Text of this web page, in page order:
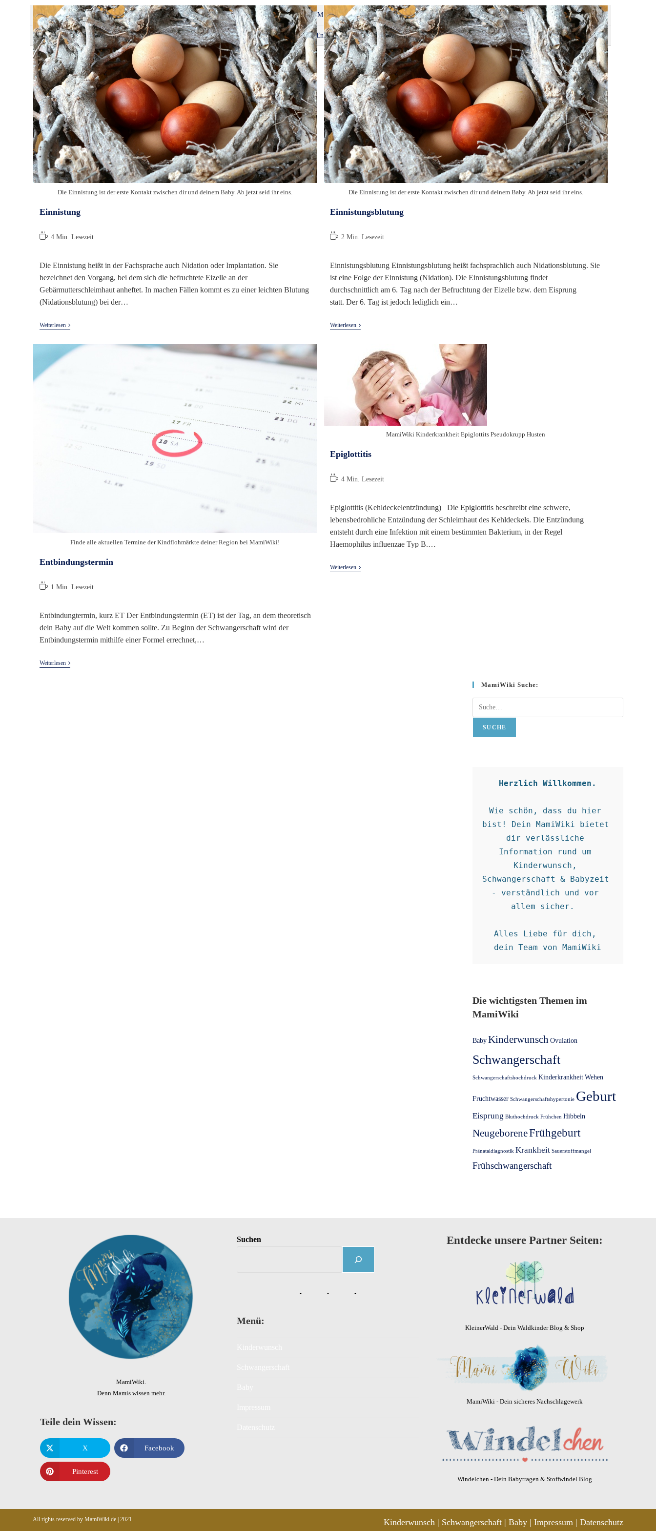
A B C D E F G H M N O P S T V W Z
Ei En Ep
Die Einnistung ist der erste Kontakt zwischen dir und deinem Baby. Ab jetzt seid ihr eins.
Einnistung
Lesedauer:
4 Min. Lesezeit
Die Einnistung heißt in der Fachsprache auch Nidation oder Implantation. Sie
bezeichnet den Vorgang, bei dem sich die befruchtete Eizelle an der
Gebärmutterschleimhaut anheftet. In machen Fällen kommt es zu einer leichten Blutung
(Nidationsblutung) bei der…
WeiterlesenEinnistung
Die Einnistung ist der erste Kontakt zwischen dir und deinem Baby. Ab jetzt seid ihr eins.
Einnistungsblutung
Lesedauer:
2 Min. Lesezeit
Einnistungsblutung Einnistungsblutung heißt fachsprachlich auch Nidationsblutung. Sie
ist eine Folge der Einnistung (Nidation). Die Einnistungsblutung findet
durchschnittlich am 6. Tag nach der Befruchtung der Eizelle bzw. dem Eisprung
statt. Der 6. Tag ist jedoch lediglich ein…
WeiterlesenEinnistungsblutung
Finde alle aktuellen Termine der Kindflohmärkte deiner Region bei MamiWiki!
Entbindungstermin
Lesedauer:
1 Min. Lesezeit
Entbindungtermin, kurz ET Der Entbindungstermin (ET) ist der Tag, an dem theoretisch
dein Baby auf die Welt kommen sollte. Zu Beginn der Schwangerschaft wird der
Entbindungstermin mithilfe einer Formel errechnet,…
WeiterlesenEntbindungstermin
MamiWiki Kinderkrankheit Epiglottits Pseudokrupp Husten
Epiglottitis
Lesedauer:
4 Min. Lesezeit
Epiglottitis (Kehldeckelentzündung) Die Epiglottitis beschreibt eine schwere,
lebensbedrohliche Entzündung der Schleimhaut des Kehldeckels. Die Entzündung
entsteht durch eine Infektion mit einem bestimmten Bakterium, in der Regel
Haemophilus influenzae Typ B.…
WeiterlesenEpiglottitis
MamiWiki Suche:
Suche
SUCHE
Herzlich Willkommen.
Wie schön, dass du hier
bist! Dein MamiWiki bietet
dir verlässliche
Information rund um
Kinderwunsch,
Schwangerschaft & Babyzeit
- verständlich und vor
allem sicher.
Alles Liebe für dich,
dein Team von MamiWiki
Die wichtigsten Themen im
MamiWiki
BabyKinderwunsch Ovulation
Schwangerschaft
Schwangerschaftshochdruck KinderkrankheitWehen
Fruchtwasser Schwangerschaftshypertonie Geburt
Eisprung Bluthochdruck Frühchen Hibbeln
NeugeboreneFrühgeburt
Pränataldiagnostik Krankheit Sauerstoffmangel
Frühschwangerschaft
MamiWiki.
Denn Mamis wissen mehr.
Teile dein Wissen:
X Facebook
Pinterest
Suchen
Menü:
Entdecke unsere Partner Seiten:
KleinerWald - Dein Waldkinder Blog & Shop
MamiWiki - Dein sicheres Nachschlagewerk
Windelchen - Dein Babytragen & Stoffwindel Blog
Kinderwunsch Schwangerschaft Baby Impressum Datenschutz
All rights reserved by MamiWiki.de | 2021